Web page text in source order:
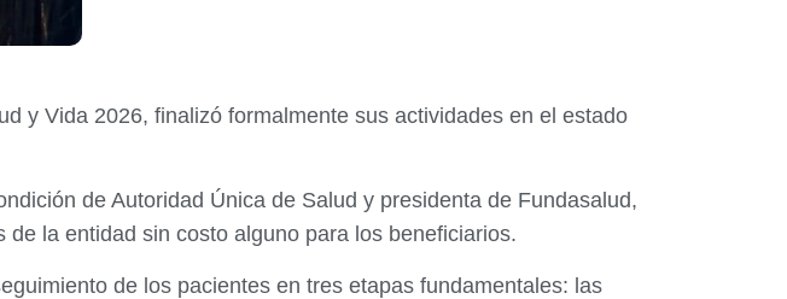
y Vida 2026, finalizó formalmente sus actividades en el estado
de Autoridad Única de Salud y presidenta de Fundasalud,
la entidad sin costo alguno para los beneficiarios.
de los pacientes en tres etapas fundamentales: las